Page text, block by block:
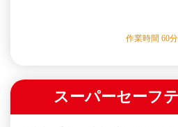
作業時間 60
スーパーセーフ